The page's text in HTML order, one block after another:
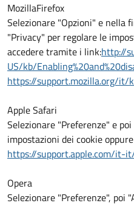
MozillaFirefox
Selezionare "Opzioni" e nella
"Privacy" per regolare le
accedere tramite i link:http://
US/kb/
https://support.mozilla.org/it/
Apple Safari
Selezionare "Preferenze" e
impostazioni dei cookie
https://support.apple.com/it-
Opera
Selezionare "Preferenze", poi